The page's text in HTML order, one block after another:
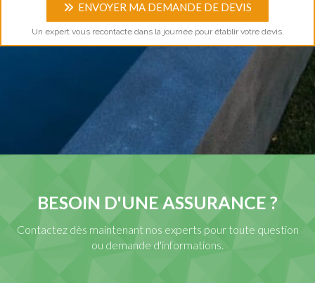
ENVOYER MA DEMANDE DE DEVIS
Un expert vous recontacte dans la journée pour établir votre devis.
BESOIN D'UNE ASSURANCE ?
Contactez dès maintenant nos experts pour toute question
ou demande d'informations.